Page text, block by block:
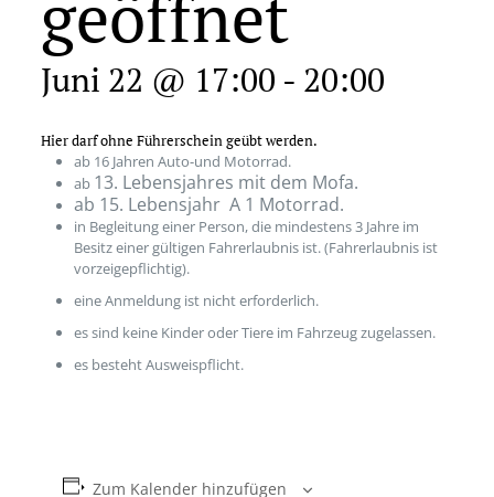
Juni 22 @ 17:00 - 20:00
Hier darf ohne Führerschein geübt werden.
ab 16 Jahren Auto-und Motorrad.
ab 13. Lebensjahres mit dem Mofa.
ab 15. Lebensjahr A 1 Motorrad.
in Begleitung einer Person, die mindestens 3 Jahre im
Besitz einer gültigen Fahrerlaubnis ist. (Fahrerlaubnis ist
vorzeigepflichtig).
eine Anmeldung ist nicht erforderlich.
es sind keine Kinder oder Tiere im Fahrzeug zugelassen.
es besteht Ausweispflicht.
Zum Kalender hinzufügen